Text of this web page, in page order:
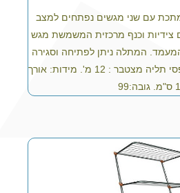
עם שני מגשים נפתחים למצב
בעל 2 כנפיים צידיות וכנף מרכזית המשמשת מגש
המתלה ניתן לפתיחה וסגירה
קלה . ניתן לאחסון אורך פסי תליה מצטבר : 12 מ'. מידות: אורך